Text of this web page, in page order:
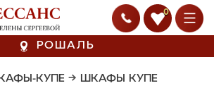
0
РОШАЛЬ
КУПЕ → ШКАФЫ КУПЕ